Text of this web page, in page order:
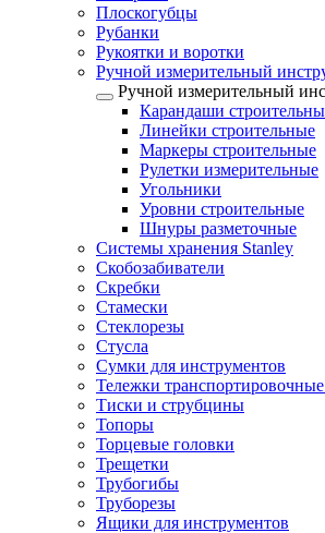
Плоскогубцы
Рубанки
Рукоятки и воротки
Ручной измерительный
Ручной измерительный
Карандаши
Линейки строительные
Маркеры строительные
Рулетки измерительные
Угольники
Уровни строительные
Шнуры разметочные
Системы хранения Stanley
Скобозабиватели
Скребки
Стамески
Стеклорезы
Стусла
Сумки для инструментов
Тележки
Тиски и струбцины
Топоры
Торцевые головки
Трещетки
Трубогибы
Труборезы
Ящики для инструментов